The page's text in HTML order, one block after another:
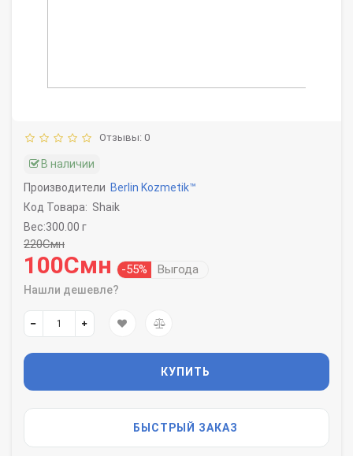
Отзывы: 0
В наличии
Производители Berlin Kozmetik™
Код Товара: Shaik
Вес:300.00 г
220Смн
100Смн -55% Выгода
Нашли дешевле?
КУПИТЬ
БЫСТРЫЙ ЗАКАЗ